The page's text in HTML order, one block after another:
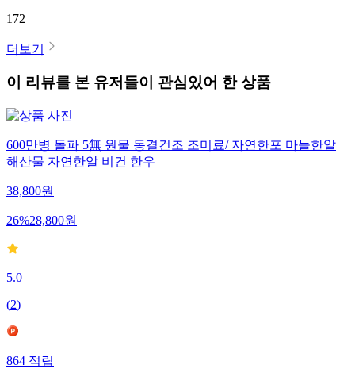
172
더보기
이 리뷰를 본 유저들이 관심있어 한 상품
600만병 돌파 5無 원물 동결건조 조미료/ 자연한포 마늘한알
해산물 자연한알 비건 한우
38,800원
26%28,800원
5.0
(2)
864 적립